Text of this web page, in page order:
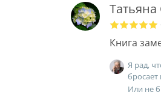
Татьяна
Книга
Я рад,
бросает
Или не